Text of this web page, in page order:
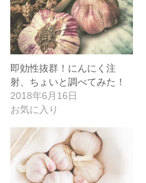
即効性抜群！にんにく注
射、ちょいと調べてみた！
2018年6月16日
お気に入り